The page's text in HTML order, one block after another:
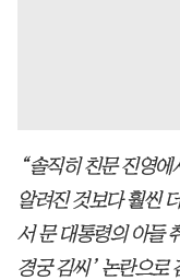
“솔직히 친문 진영
알려진 것보다 훨씬
서 문 대통령의 아들
경궁 김씨’ 논란으로